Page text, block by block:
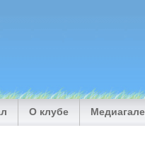
О клубе